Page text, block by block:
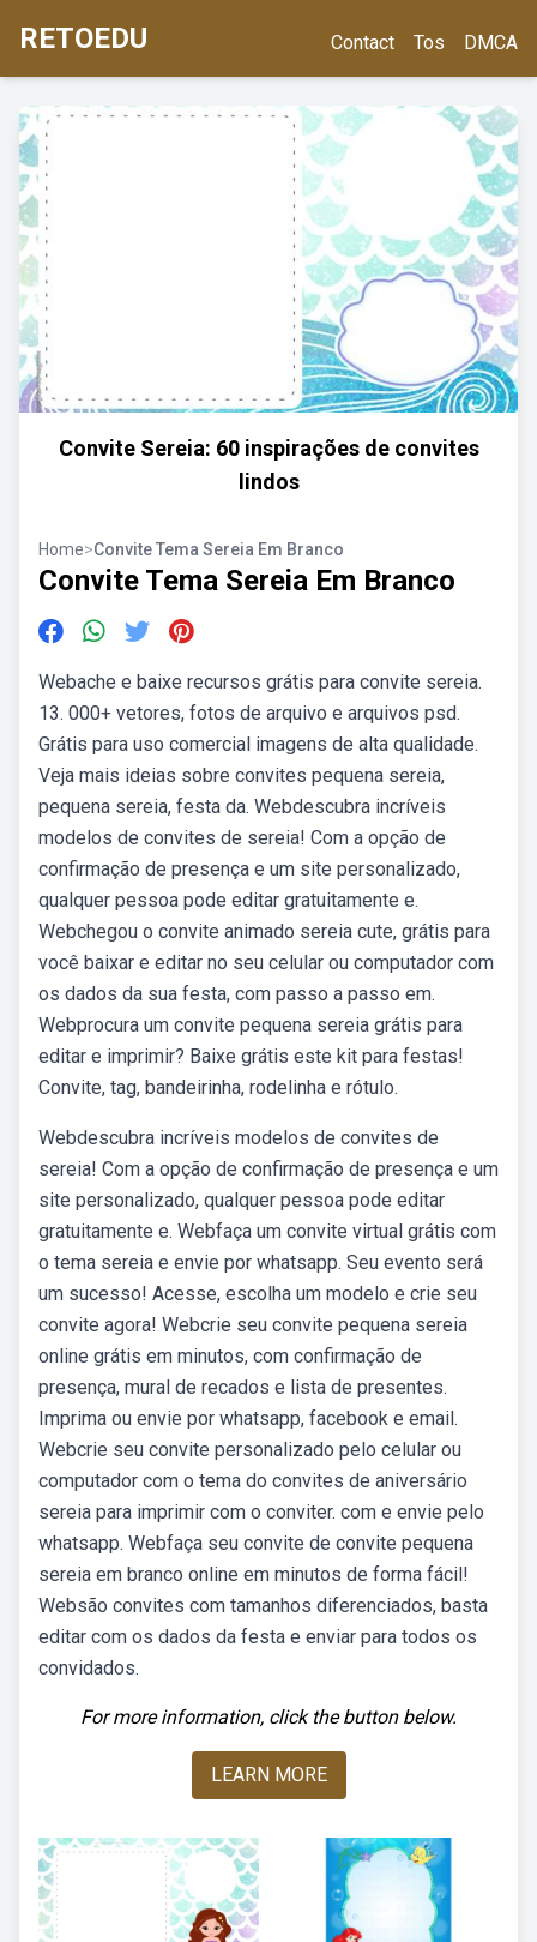
RETOEDU Contact Tos DMCA
Convite Sereia: 60 inspirações de convites
lindos
Home>Convite Tema Sereia Em Branco
Convite Tema Sereia Em Branco
Webache e baixe recursos grátis para convite sereia.
13. 000+ vetores, fotos de arquivo e arquivos psd.
Grátis para uso comercial imagens de alta qualidade.
Veja mais ideias sobre convites pequena sereia,
pequena sereia, festa da. Webdescubra incríveis
modelos de convites de sereia! Com a opção de
confirmação de presença e um site personalizado,
qualquer pessoa pode editar gratuitamente e.
Webchegou o convite animado sereia cute, grátis para
você baixar e editar no seu celular ou computador com
os dados da sua festa, com passo a passo em.
Webprocura um convite pequena sereia grátis para
editar e imprimir? Baixe grátis este kit para festas!
Convite, tag, bandeirinha, rodelinha e rótulo.
Webdescubra incríveis modelos de convites de
sereia! Com a opção de confirmação de presença e um
site personalizado, qualquer pessoa pode editar
gratuitamente e. Webfaça um convite virtual grátis com
o tema sereia e envie por whatsapp. Seu evento será
um sucesso! Acesse, escolha um modelo e crie seu
convite agora! Webcrie seu convite pequena sereia
online grátis em minutos, com confirmação de
presença, mural de recados e lista de presentes.
Imprima ou envie por whatsapp, facebook e email.
Webcrie seu convite personalizado pelo celular ou
computador com o tema do convites de aniversário
sereia para imprimir com o conviter. com e envie pelo
whatsapp. Webfaça seu convite de convite pequena
sereia em branco online em minutos de forma fácil!
Websão convites com tamanhos diferenciados, basta
editar com os dados da festa e enviar para todos os
convidados.
For more information, click the button below.
LEARN MORE